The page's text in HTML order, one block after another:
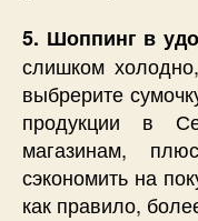
5. Шоппинг в
слишком
выбрерите
продукции в
магазинам,
сэкономить на
как правило,